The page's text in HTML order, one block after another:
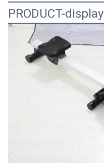
PRODUCT-display